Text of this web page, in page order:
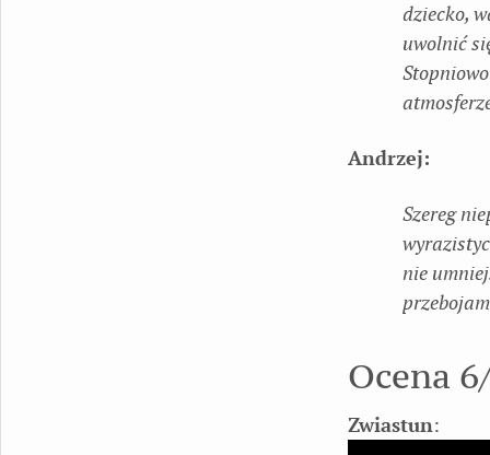
dziecko,
uwolnić
Andrzej:
Szereg
nie
Ocena
Zwiastun: